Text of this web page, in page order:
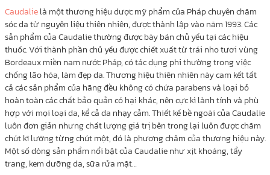
Caudalielà một thương hiệu dược mỹ phẩm của Pháp chuyên chăm
sóc da từ nguyên liệu thiên nhiên, được thành lập vào năm 1993. Các
sản phẩm của Caudalie thường được bày bán chủ yếu tại các hiệu
thuốc. Với thành phần chủ yếu được chiết xuất từ trái nho tươi vùng
Bordeaux miền nam nước Pháp, có tác dụng phi thường trong việc
chống lão hóa, làm đẹp da. Thương hiệu thiên nhiên này cam kết tất
cả các sản phẩm của hãng đều không có chứa parabens và loại bỏ
hoàn toàn các chất bảo quản có hại khác, nên cực kì lành tính và phù
hợp với mọi loại da, kể cả da nhạy cảm. Thiết kế bề ngoài của Caudalie
luôn đơn giản nhưng chất lượng giá trị bên trong lại luôn được chăm
chút kĩ lưỡng từng chút một, đó là phương châm của thương hiệu này.
Một số dòng sản phẩm nổi bật của Caudalie như xịt khoáng, tẩy
trang, kem dưỡng da, sữa rửa mặt…